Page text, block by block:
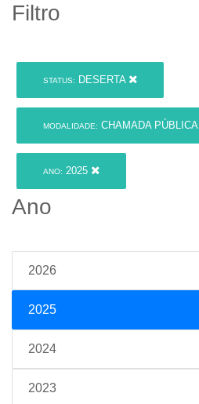
Filtro
STATUS: DESERTA
MODALIDADE: CHAMADA PÚBLICA
ANO: 2025
Ano
2026
2025
2024
2023